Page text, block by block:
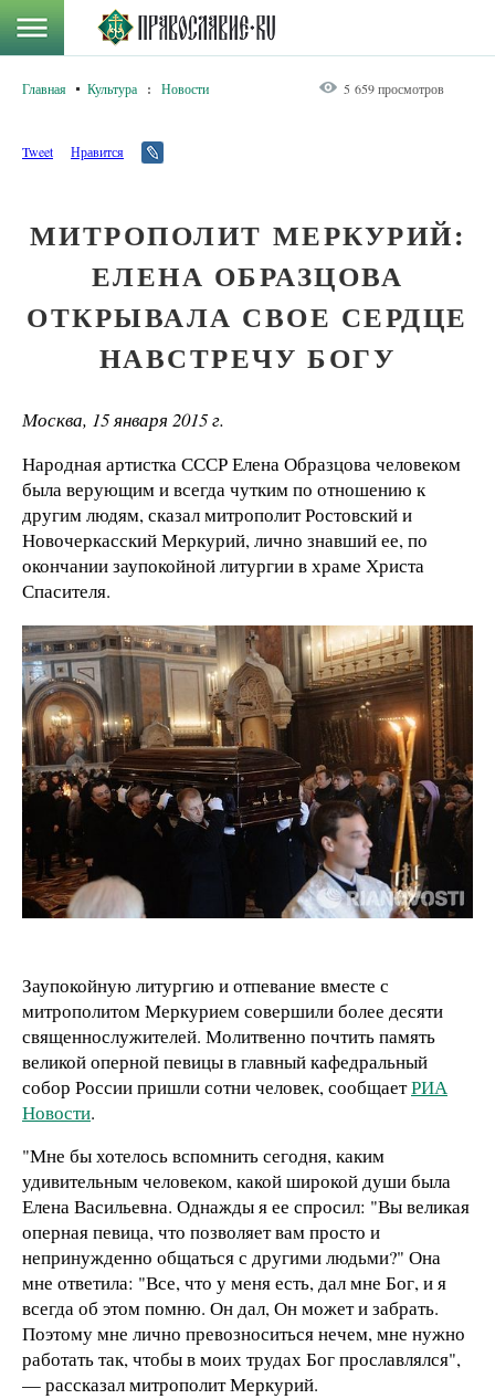
Главная Культура : Новости 5 659 просмотров
Tweet Нравится
МИТРОПОЛИТ МЕРКУРИЙ:
ЕЛЕНА ОБРАЗЦОВА
ОТКРЫВАЛА СВОЕ СЕРДЦЕ
НАВСТРЕЧУ БОГУ
Москва, 15 января 2015 г.
Народная артистка СССР Елена Образцова человеком
была верующим и всегда чутким по отношению к
другим людям, сказал митрополит Ростовский и
Новочеркасский Меркурий, лично знавший ее, по
окончании заупокойной литургии в храме Христа
Спасителя.
Заупокойную литургию и отпевание вместе с
митрополитом Меркурием совершили более десяти
священнослужителей. Молитвенно почтить память
великой оперной певицы в главный кафедральный
собор России пришли сотни человек, сообщаетРИА
Новости.
"Мне бы хотелось вспомнить сегодня, каким
удивительным человеком, какой широкой души была
Елена Васильевна. Однажды я ее спросил: "Вы великая
оперная певица, что позволяет вам просто и
непринужденно общаться с другими людьми?" Она
мне ответила: "Все, что у меня есть, дал мне Бог, и я
всегда об этом помню. Он дал, Он может и забрать.
Поэтому мне лично превозноситься нечем, мне нужно
работать так, чтобы в моих трудах Бог прославлялся",
— рассказал митрополит Меркурий.